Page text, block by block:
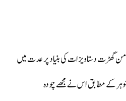
گھڑت دستاویزات کی بنیاد پر عدت میں
شوہر کے مطابق اس نے مجھے چودہ